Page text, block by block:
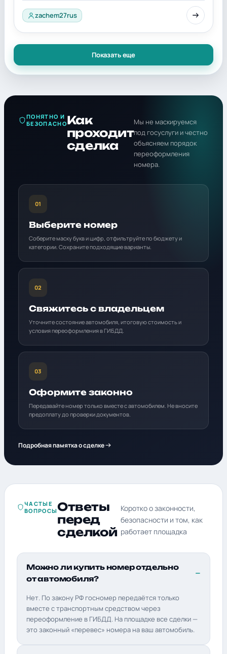
zachem27rus
Показать еще
ПОНЯТНО И
БЕЗОПАСНОКак
проходит
сделка
Мы не маскируемся
под госуслуги и честно
объясняем порядок
переоформления
номера.
01
Выберите номер
Соберите маску букв и цифр, отфильтруйте по бюджету и
категории. Сохраните подходящие варианты.
02
Свяжитесь с владельцем
Уточните состояние автомобиля, итоговую стоимость и
условия переоформления в ГИБДД.
03
Оформите законно
Передавайте номер только вместе с автомобилем. Не вносите
предоплату до проверки документов.
Подробная памятка о сделке
ЧАСТЫЕ
ВОПРОСЫОтветы
перед
сделкой
Коротко о законности,
безопасности и том, как
работает площадка
Можно ли купить номер отдельно
от автомобиля?
Нет. По закону РФ госномер передаётся только
вместе с транспортным средством через
переоформление в ГИБДД. На площадке все сделки —
это законный «перевес» номера на ваш автомобиль.